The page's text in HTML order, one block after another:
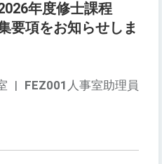
年度修士課程
要項をお知らせしま
FEZ001 人事室助理員
|